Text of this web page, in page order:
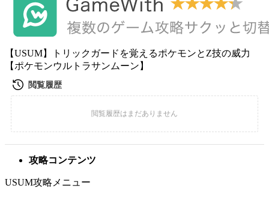
【USUM】トリックガードを覚えるポケモンとZ技の威力
【ポケモンウルトラサンムーン】
攻略コンテンツ
USUM攻略メニュー